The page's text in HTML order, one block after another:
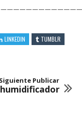
LINKEDIN
TUMBLR
Siguiente Publicar